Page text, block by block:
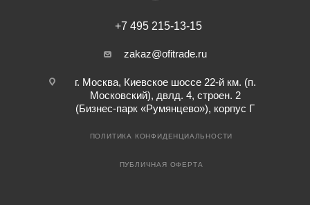
+7 495 215-13-15
zakaz@ofitrade.ru
г. Москва, Киевское шоссе 22-й км. (п.
Московский), двлд. 4, строен. 2
(Бизнес-парк «Румянцево»), корпус Г
ПОЛИТИКА КОНФИДЕНЦИАЛЬНОСТИ
ПУБЛИЧНАЯ ОФЕРТА